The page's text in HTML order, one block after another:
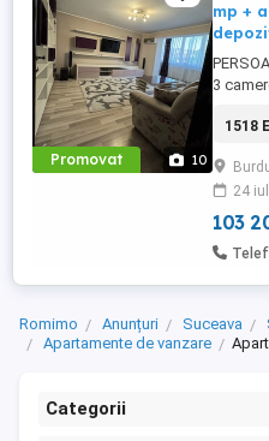
Promovat 10
mp +
3
sunt
renovat
Dacă ...
1518
24
103
Romimo Anunțuri Suceava
Apartamente de vanzare
Categorii